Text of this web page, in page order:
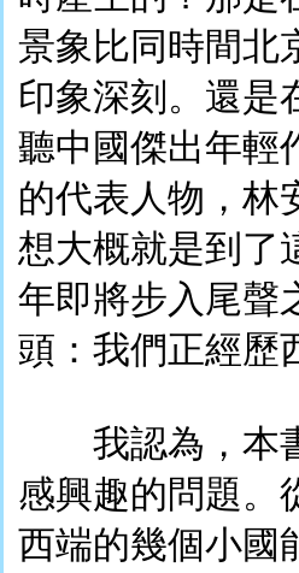
景象比同時間北
印象深刻。還是
聽中國傑出年輕
的代表人物，林
想大概就是到了
年即將步入尾聲
頭：我們正經歷
我認為，本書
感興趣的問題。
西端的幾個小國